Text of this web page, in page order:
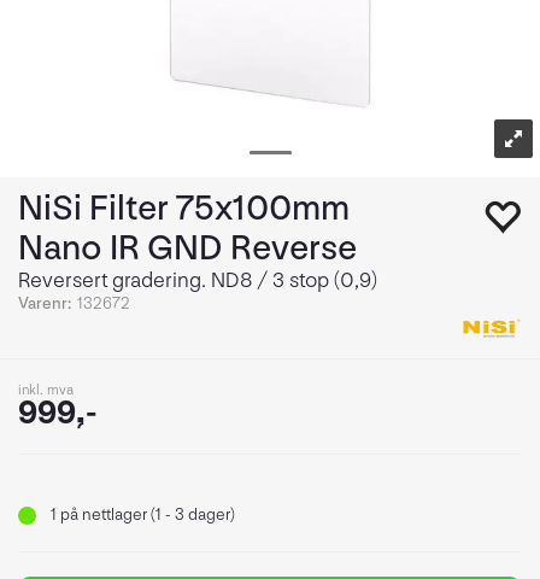
NiSi Filter 75x100mm
Nano IR GND Reverse
Reversert gradering. ND8 / 3 stop (0,9)
Varenr: 132672
inkl. mva
999,-
1 på nettlager (1 - 3 dager)